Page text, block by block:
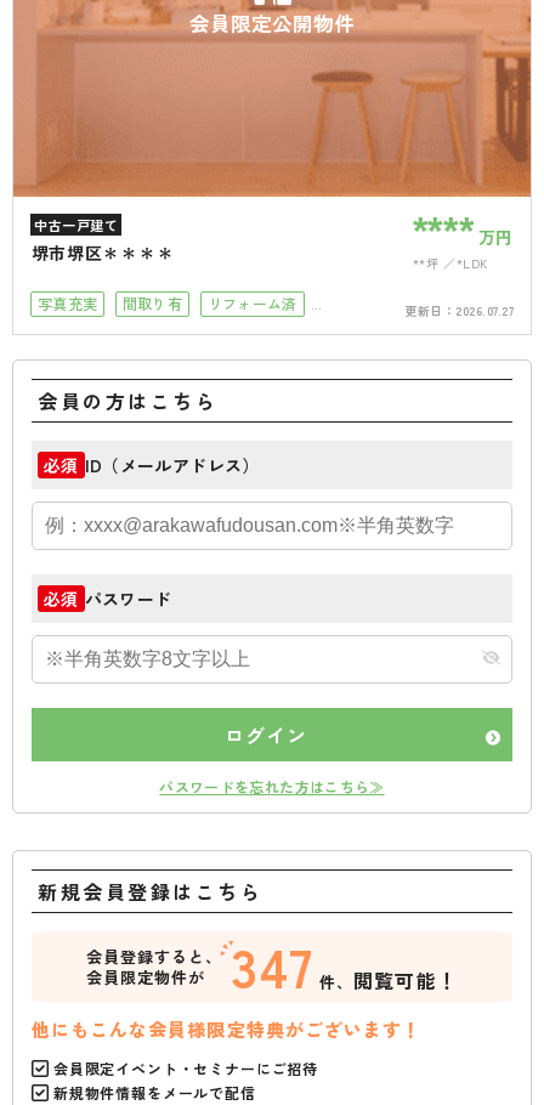
会員限定公開物件
中古一戸建て
堺市堺区＊＊＊＊ ****万円
**坪 *LDK
写真充実 間取り有
リフォーム済
更新日： 2026.07.27
会員の方はこちら
必須 ID（メールアドレス）
必須 パスワード
ログイン
パスワードを忘れた方はこちら≫
新規会員登録はこちら
会員登録すると、
会員限定物件が
347 件、 閲覧可能！
他にもこんな会員様限定特典がございます！
会員限定イベント・セミナーにご招待
新規物件情報をメールで配信